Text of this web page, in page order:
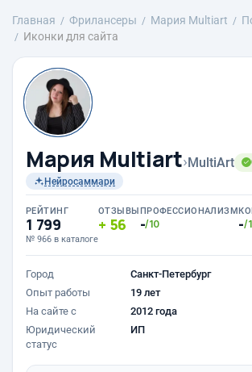
Главная Фрилансеры Мария Multiart
Иконки для сайта
Мария Multiart›MultiArt
Нейросаммари
РЕЙТИНГ
1 799
№ 966 в каталоге
ОТЗЫВЫ
56
ПРОФЕССИОНАЛИЗМ
-/10 -/
Город
Санкт-Петербург
Опыт работы
19 лет
На сайте с
2012 года
Юридический
статус
ИП